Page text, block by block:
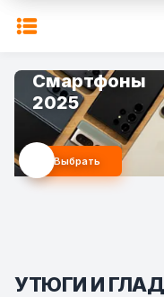
Смартфоны
2025
Выбрать
Сборки
ПК
Купить
УТЮГИ И